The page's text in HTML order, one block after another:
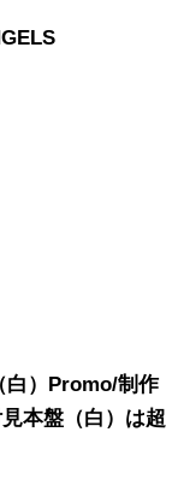
白）Promo/制作
本盤（白）は超